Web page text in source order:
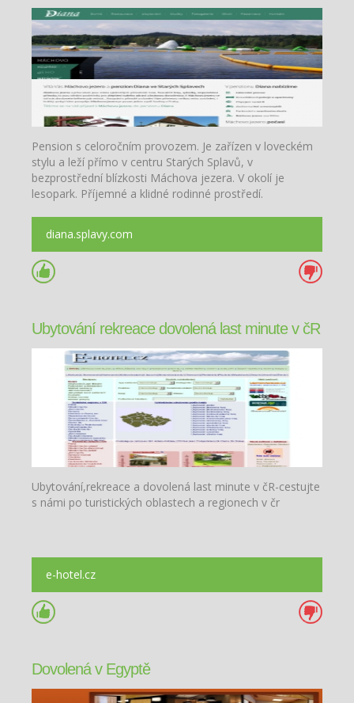
Pension s celoročním provozem. Je zařízen v loveckém
stylu a leží přímo v centru Starých Splavů, v
bezprostřední blízkosti Máchova jezera. V okolí je
lesopark. Příjemné a klidné rodinné prostředí.
diana.splavy.com
Ubytování rekreace dovolená last minute v čR
Ubytování,rekreace a dovolená last minute v čR-cestujte
s námi po turistických oblastech a regionech v čr
e-hotel.cz
Dovolená v Egyptě